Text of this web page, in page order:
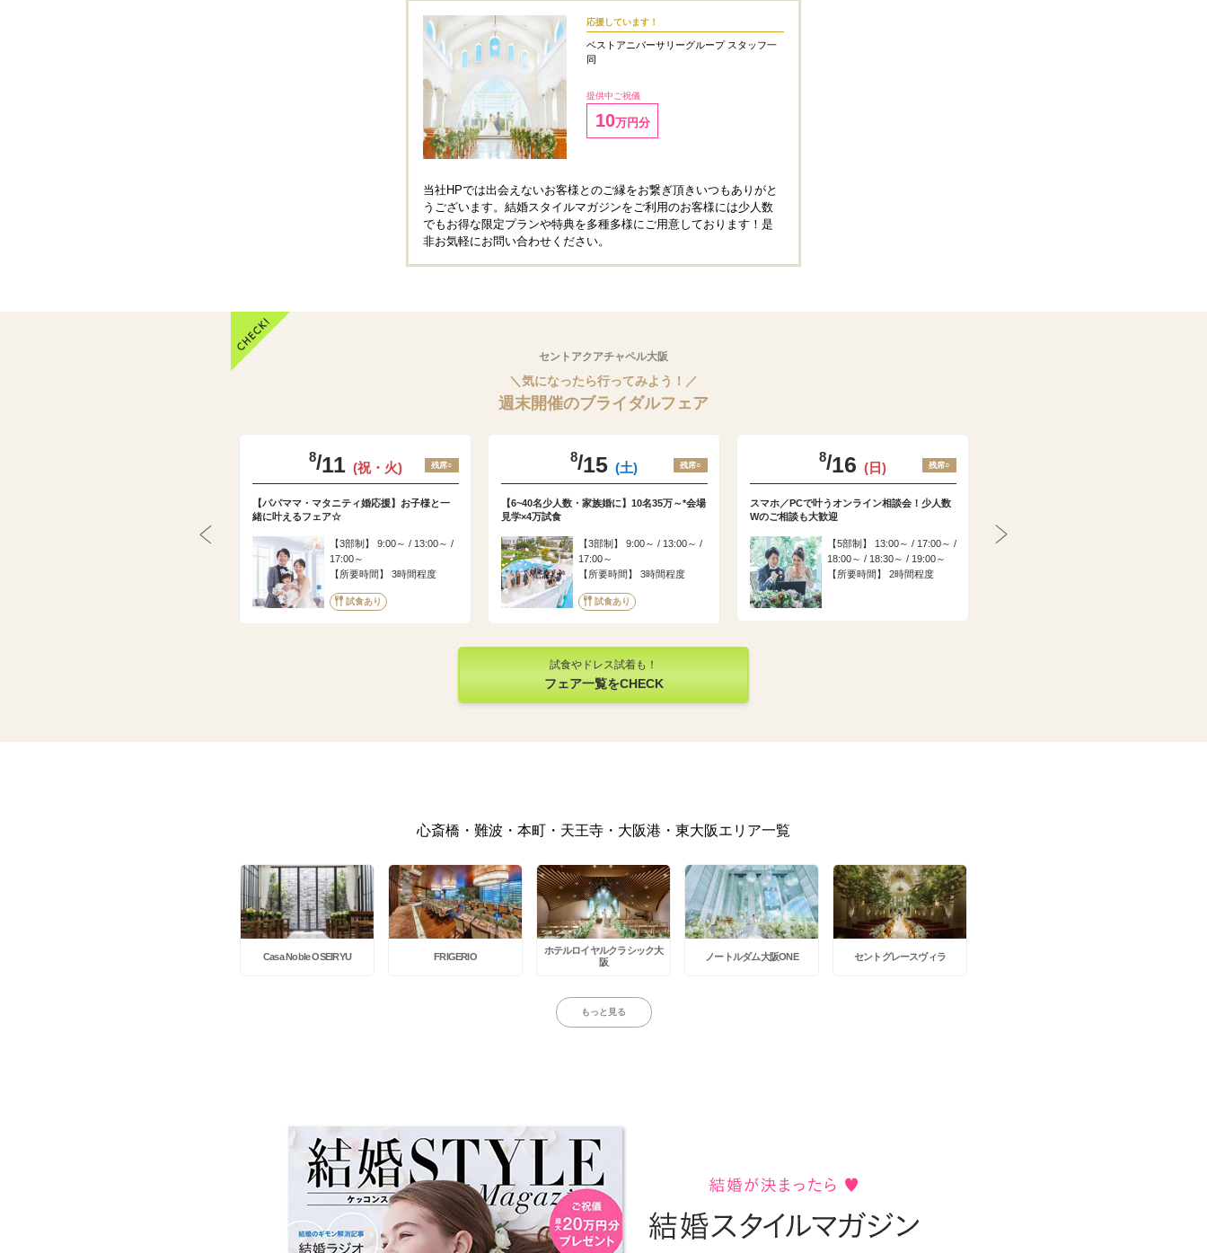
応援しています！
ベストアニバーサリーグループ スタッフ一
同
提供中ご祝儀
10万円分
当社HPでは出会えないお客様とのご縁をお繋ぎ頂きいつもありがと
うございます。結婚スタイルマガジンをご利用のお客様には少人数
でもお得な限定プランや特典を多種多様にご用意しております！是
非お気軽にお問い合わせください。
セントアクアチャペル大阪
＼気になったら行ってみよう！／
週末開催のブライダルフェア
8/11 (祝・火) 残席○
【パパママ・マタニティ婚応援】お子様と一
緒に叶えるフェア☆
3部制
9:00～ / 13:00～ /
17:00～
所要時間
3時間程度
試食あり
8/15 (土) 残席○
【6~40名少人数・家族婚に】10名35万～*会場
見学×4万試食
3部制
9:00～ / 13:00～ /
17:00～
所要時間
3時間程度
試食あり
8/16 (日) 残席○
スマホ／PCで叶うオンライン相談会！少人数
Wのご相談も大歓迎
5部制
13:00～ / 17:00～ /
18:00～ / 18:30～ / 19:00～
所要時間
2時間程度
試食やドレス試着も！
フェア一覧をCHECK
心斎橋・難波・本町・天王寺・大阪港・東大阪エリア一覧
Casa Noble OSEIRYU FRIGERIO
ホテルロイヤルクラシック大
阪
ノートルダム大阪ONE セントグレースヴィラ
もっと見る